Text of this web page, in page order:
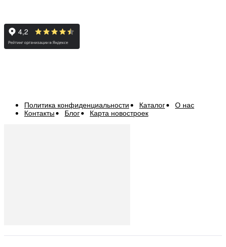
Политика конфиденциальности Каталог
О нас
Контакты
Блог Карта новостроек